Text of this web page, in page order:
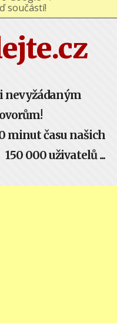
nevyžádaným
minut času našich
150 000 uživatelů ...
součástí!